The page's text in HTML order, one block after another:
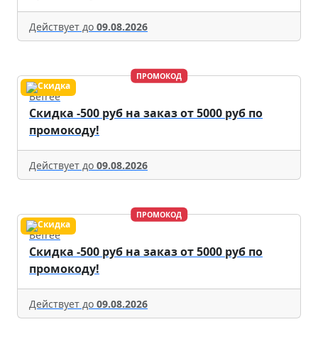
Действует до 09.08.2026
ПРОМОКОД
Befree
Скидка -500 руб на заказ от 5000 руб по
промокоду!
Действует до 09.08.2026
ПРОМОКОД
Befree
Скидка -500 руб на заказ от 5000 руб по
промокоду!
Действует до 09.08.2026